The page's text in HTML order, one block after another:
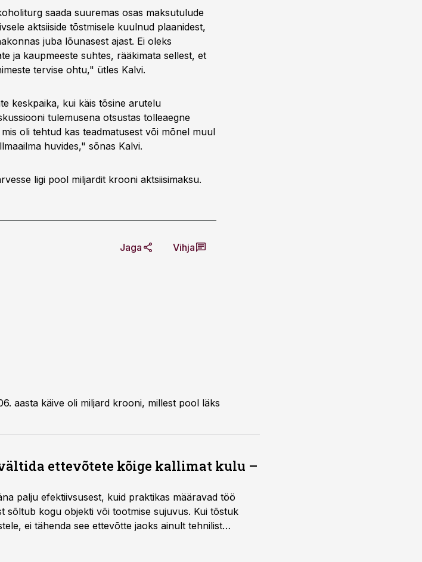
saada suuremas osas maksutulude
aktsiiside tõstmisele kuulnud plaanidest,
juba lõunasest ajast. Ei oleks
ja kaupmeeste suhtes, rääkimata sellest, et
tervise ohtu," ütles Kalvi.
keskpaika, kui käis tõsine arutelu
tulemusena otsustas tolleaegne
oli tehtud kas teadmatusest või mõnel muul
huvides," sõnas Kalvi.
ligi pool miljardit krooni aktsiisimaksu.
Jaga Vihja
ettevõtete kõige kallimat kulu –
palju efektiivsusest, kuid praktikas määravad töö
sõltub kogu objekti või tootmise sujuvus. Kui tõstuk
ei tähenda see ettevõtte jaoks ainult tehnilist